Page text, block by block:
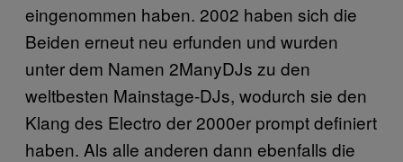
eingenommen haben. 2002 haben sich die
Beiden erneut neu erfunden und wurden
unter dem Namen 2ManyDJs zu den
weltbesten Mainstage-DJs, wodurch sie den
Klang des Electro der 2000er prompt definiert
haben. Als alle anderen dann ebenfalls die